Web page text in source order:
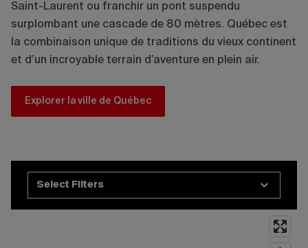
Saint-Laurent ou franchir un pont suspendu
surplombant une cascade de 80 mètres. Québec est
la combinaison unique de traditions du vieux continent
et d’un incroyable terrain d’aventure en plein air.
Explorer la ville de Québec
Select Filters